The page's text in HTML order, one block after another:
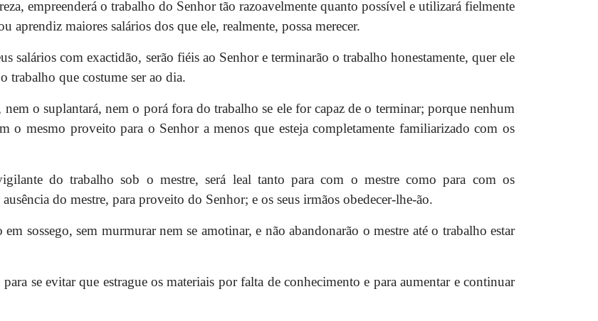
empreenderá o trabalho do Senhor tão razoavelmente quanto possível e utilizará fielmente
aprendiz maiores salários dos que ele, realmente, possa merecer.
salários com exactidão, serão fiéis ao Senhor e terminarão o trabalho honestamente, quer ele
trabalho que costume ser ao dia.
o suplantará, nem o porá fora do trabalho se ele for capaz de o terminar; porque nenhum
mesmo proveito para o Senhor a menos que esteja completamente familiarizado com os
do trabalho sob o mestre, será leal tanto para com o mestre como para com os
do mestre, para proveito do Senhor; e os seus irmãos obedecer-lhe-ão.
sossego, sem murmurar nem se amotinar, e não abandonarão o mestre até o trabalho estar
se evitar que estrague os materiais por falta de conhecimento e para aumentar e continuar